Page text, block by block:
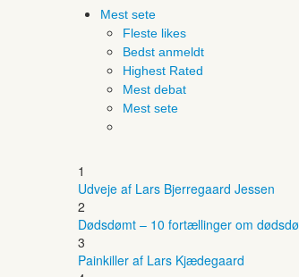
Mest sete
Fleste likes
Bedst anmeldt
Highest Rated
Mest debat
Mest sete
1
Udveje af Lars Bjerregaard Jessen
2
Dødsdømt – 10 fortællinger om
3
Painkiller af Lars Kjædegaard